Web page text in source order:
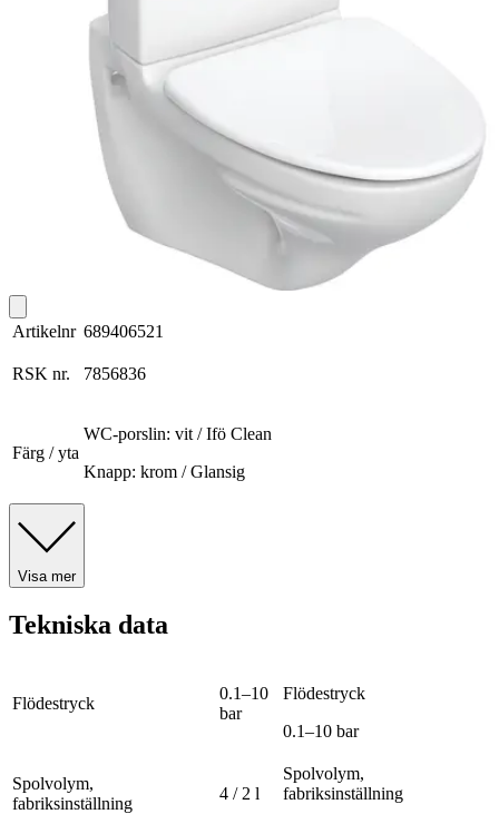
Artikelnr 689406521
RSK nr. 7856836
Färg / yta
WC-porslin: vit / Ifö Clean
Knapp: krom / Glansig
Visa mer
Tekniska data
Flödestryck
0.1–10
bar
Flödestryck
0.1–10 bar
Spolvolym,
fabriksinställning
4 / 2 l
Spolvolym,
fabriksinställning